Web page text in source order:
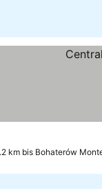
km bis Bohaterów